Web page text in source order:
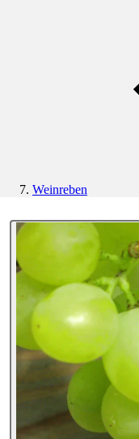
Weinreben